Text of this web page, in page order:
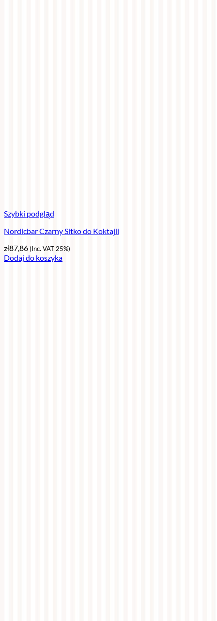
Szybki podgląd
Nordicbar Czarny Sitko do Koktajli
zł87,86(Inc. VAT 25%)
Dodaj do koszyka